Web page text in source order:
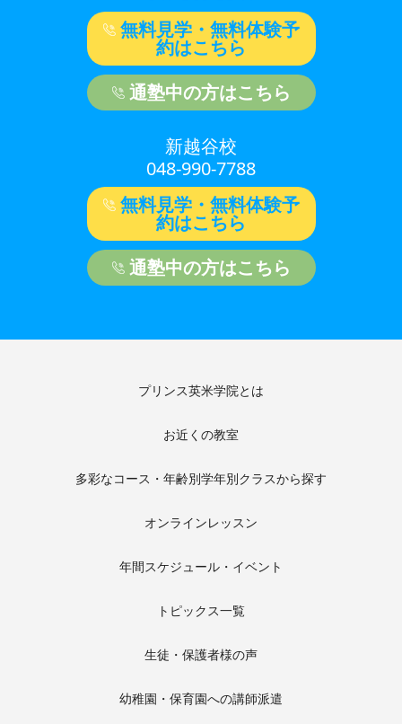
無料見学・無料体験予
約はこちら
通塾中の方はこちら
新越谷校
048-990-7788
無料見学・無料体験予
約はこちら
通塾中の方はこちら
プリンス英米学院とは
お近くの教室
多彩なコース・年齢別学年別クラスから探す
オンラインレッスン
年間スケジュール・イベント
トピックス一覧
生徒・保護者様の声
幼稚園・保育園への講師派遣